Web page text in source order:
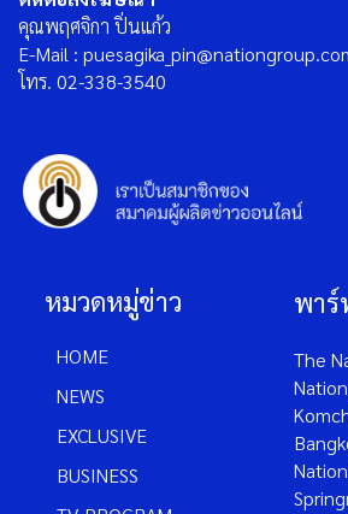
คุณพฤศจิกา ปิ่นแก้ว
E-Mail :
โทร. 02-338-3540
หมวดหมู่ข่าว
HOME
NEWS
EXCLUSIVE
BUSINESS
พาร์
The